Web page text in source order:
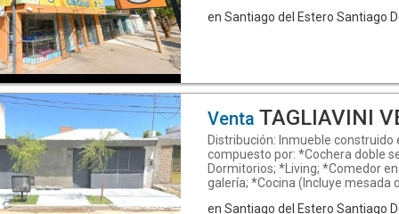
Servicios: Agua, energía eléctrica,
Ciudad). INMOBILIARIA
www.estudiotagliavini.com.ar -
info@estudiotagliavini.com.ar
en Santiago del Estero Santiago
Venta TAGLIAVINI VENDE CASA - Bº
Distribución: Inmueble construido
compuesto por: *Cochera doble
Dormitorios; *Living; *Comedor
galería; *Cocina (Incluye mesada
en Santiago del Estero Santiago